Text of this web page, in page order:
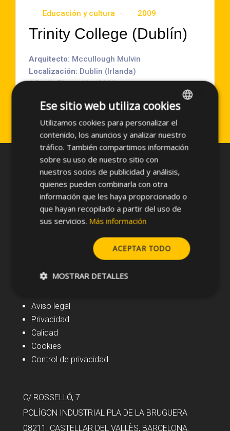
Educación y cultura 2009
Trinity College (Dublín)
Arquitecto: Mccullough Mulvin
Localización: Dublin (Irlanda)
Año de Ejecución: 2009
Sistema empleado: PF-ALU/PL
Navegación
Aviso legal
Privacidad
Calidad
Cookies
Control de privacidad
C/ ROSSELLÓ, 7
POLÍGON INDUSTRIAL PLA DE LA BRUGUERA
08211, CASTELLAR DEL VALLÈS, BARCELONA.
SPANISH
ENGLISH
Ese sitio web utiliza cookies
Utilizamos cookies para personalizar el
contenido, los anuncios y analizar nuestro
tráfico. También compartimos información
sobre su uso de nuestro sitio con
nuestros socios de publicidad y análisis,
quienes pueden combinarla con otra
información que les haya proporcionado o
que hayan recopilado a partir del uso de
sus servicios. Más información
ACEPTAR TODO
MOSTRAR DETALLES